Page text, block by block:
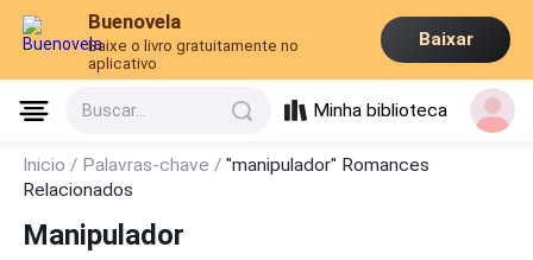
Buenovela
Baixe o livro gratuitamente no
aplicativo
Baixar
Buscar... Minha biblioteca
Inicio / Palavras-chave /"manipulador" Romances
Relacionados
Manipulador